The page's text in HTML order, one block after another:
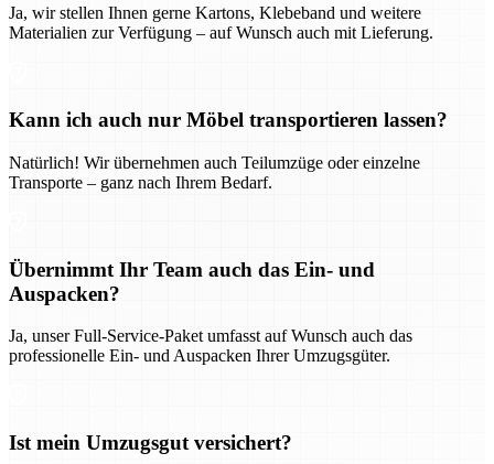
Ja, wir stellen Ihnen gerne Kartons, Klebeband und weitere
Materialien zur Verfügung – auf Wunsch auch mit Lieferung.
Kann ich auch nur Möbel transportieren lassen?
Natürlich! Wir übernehmen auch Teilumzüge oder einzelne
Transporte – ganz nach Ihrem Bedarf.
Übernimmt Ihr Team auch das Ein- und
Auspacken?
Ja, unser Full-Service-Paket umfasst auf Wunsch auch das
professionelle Ein- und Auspacken Ihrer Umzugsgüter.
Ist mein Umzugsgut versichert?